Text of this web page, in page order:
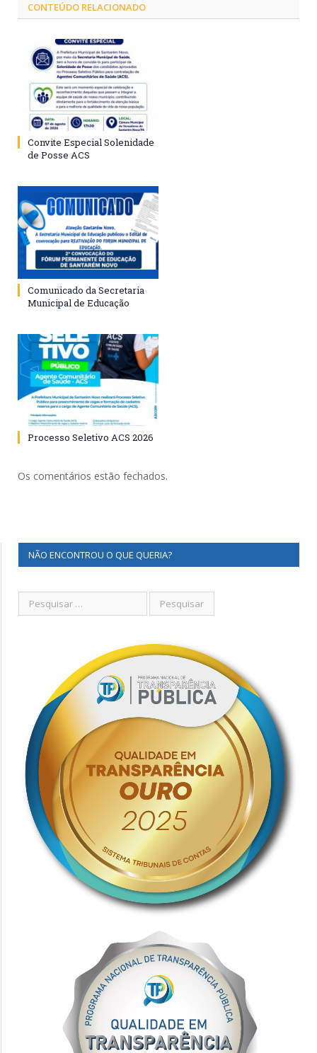
CONTEÚDO RELACIONADO
Convite Especial Solenidade
de Posse ACS
Comunicado da Secretaria
Municipal de Educação
Processo Seletivo ACS 2026
Os comentários estão fechados.
NÃO ENCONTROU O QUE QUERIA?